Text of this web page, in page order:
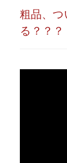
粗品、
る？？？